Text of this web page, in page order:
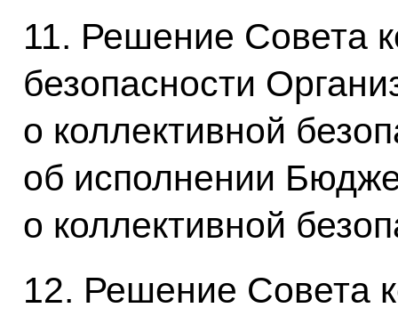
11. Решение Совета
безопасности
о коллективной
об исполнении
о коллективной
12. Решение Совета